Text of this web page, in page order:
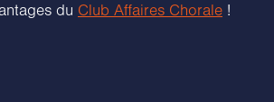
du Club Affaires Chorale !